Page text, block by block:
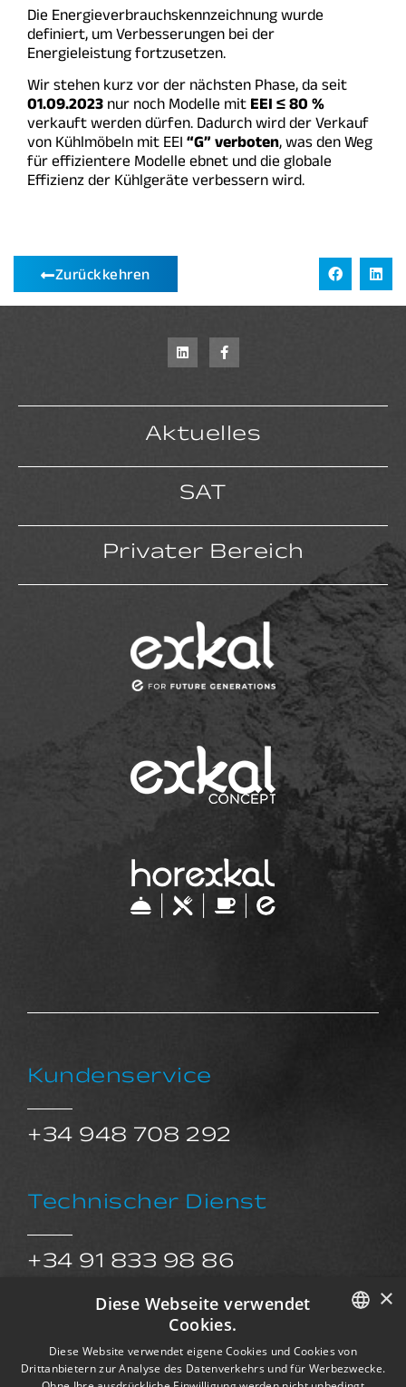
Die Energieverbrauchskennzeichnung wurde
definiert, um Verbesserungen bei der
Energieleistung fortzusetzen.
Wir stehen kurz vor der nächsten Phase, da seit
01.09.2023nur noch Modelle mitEEI ≤ 80 %
verkauft werden dürfen. Dadurch wird der Verkauf
von Kühlmöbeln mit EEI“G” verboten, was den Weg
für effizientere Modelle ebnet und die globale
Effizienz der Kühlgeräte verbessern wird.
Zurückkehren
Aktuelles
SAT
Privater Bereich
Kundenservice
+34 948 708 292
Technischer Dienst
+34 91 833 98 86
sat@exkalsa.com
Kundendienst
SPANISH
ENGLISH
×
Diese Webseite verwendet
Cookies.
Diese Website verwendet eigene Cookies und Cookies von
Drittanbietern zur Analyse des Datenverkehrs und für Werbezwecke.